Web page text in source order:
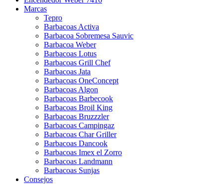
Marcas
Tepro
Barbacoas Activa
Barbacoa Sobremesa Sauvic
Barbacoa Weber
Barbacoas Lotus
Barbacoas Grill Chef
Barbacoas Jata
Barbacoas OneConcept
Barbacoas Algon
Barbacoas Barbecook
Barbacoas Broil King
Barbacoas Bruzzzler
Barbacoas Campingaz
Barbacoas Char Griller
Barbacoas Dancook
Barbacoas Imex el Zorro
Barbacoas Landmann
Barbacoas Sunjas
Consejos